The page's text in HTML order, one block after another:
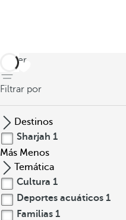
volver
Filtrar por
Destinos
Sharjah 1
Más Menos
Temática
Cultura 1
Deportes acuáticos 1
Familias 1